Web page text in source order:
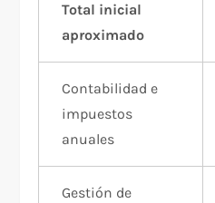
Total inicial
aproximado
Contabilidad e
impuestos
anuales
Gestión de